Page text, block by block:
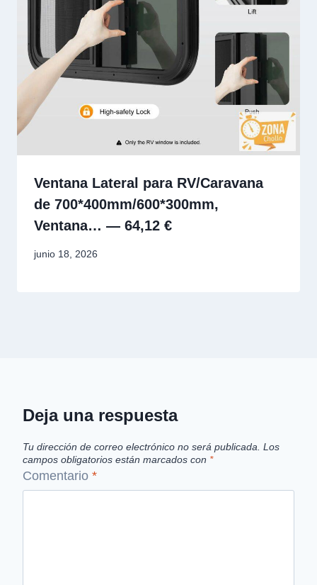
Ventana Lateral para RV/Caravana
de 700*400mm/600*300mm,
Ventana… — 64,12 €
junio 18, 2026
Deja una respuesta
Tu dirección de correo electrónico no será publicada. Los
campos obligatorios están marcados con *
Comentario *